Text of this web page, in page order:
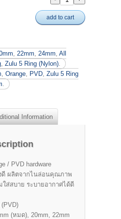
add to cart
22mm 24mm All
Zulu 5 Ring (Nylon)
Orange PVD Zulu 5 Ring
Information
/ PVD hardware
ดี ผลิตจากไนล่อนคุณภาพ
ส่สบาย ระบายอากาศได้ดี
(หมด), 20mm, 22mm